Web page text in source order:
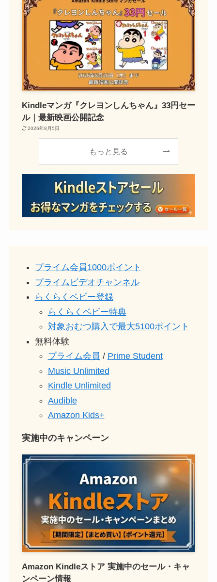
Kindleマンガ『クレヨンしんちゃん』33円セー
ル｜最新映画公開記念
2026年8月5日
もっと見る
プライム会員1000ポイント
プライムビデオチャンネル
らくらくベビー登録
らくらくベビー特典
対象おむつ購入で最大5100ポイント
無料体験
プライム会員 / Prime Student
Music Unlimited
Kindle Unlimited
Audible
Amazon Kids+
実施中のキャンペーン
Amazon Kindleストア 実施中のセール・キャ
ンペーン情報